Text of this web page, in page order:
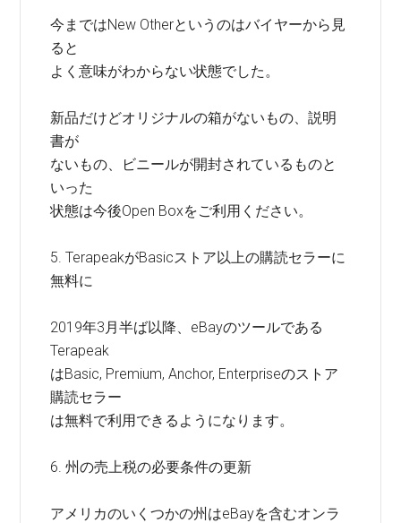
今まではNew Otherというのはバイヤーから見
ると
よく意味がわからない状態でした。
新品だけどオリジナルの箱がないもの、説明
書が
ないもの、ビニールが開封されているものと
いった
状態は今後Open Boxをご利用ください。
5. TerapeakがBasicストア以上の購読セラーに
無料に
2019年3月半ば以降、eBayのツールである
Terapeak
はBasic, Premium, Anchor, Enterpriseのストア
購読セラー
は無料で利用できるようになります。
6. 州の売上税の必要条件の更新
アメリカのいくつかの州はeBayを含むオンラ